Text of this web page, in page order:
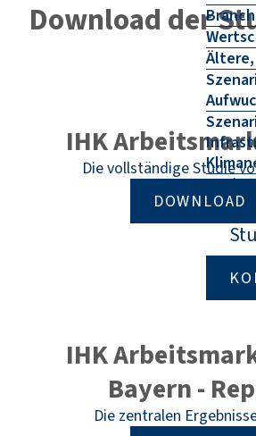
Ältere,
Download der
IHK
Die vollständige Studie
DOWNLOAD
IHK
Bayern -
Die zentralen